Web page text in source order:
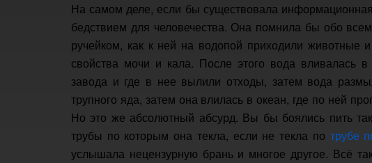
На самом деле, если бы существовала
бедствием для человечества. Она помнила бы обо
ручейком, как к ней на водопой приходили животные
свойства мочи и кала. После этого вода вливалась
завода и где в нее вылили отходы, затем вода
трупного яда, затем она влилась в океан, где по ней
Но это же абсолютный абсурд. Вы бы боялись пить
трубы по которым она текла, если не текла по трубе
услышала нецензурную брань и многое другое. Всё